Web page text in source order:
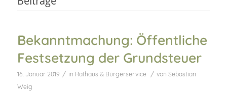
Bekanntmachung: Öffentliche
Festsetzung der Grundsteuer
16. Januar 2019 / in Rathaus & Bürgerservice / von Sebastian
Weig